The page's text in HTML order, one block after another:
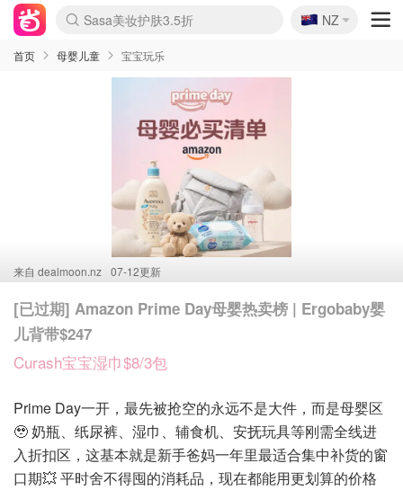
lululemon折扣上新
Sasa美妆护肤3.5折
SSENSE年中3折
FreshBeauty好价汇总
Cettire降价+叠9折
Farfetch折上8折
WWS Coles超市实拍
viagogo二手票捡漏
Myer清仓1折起
The Outnet奢牌1折起
David Jones 3折起
Flannels大牌1折
Perfumes Club护肤1折
AMIRO返校季6.2折
Oweek抽奖送Airpods
Amazon折扣汇总
eToro入金$200送$50
Amazon数码好物
ICONIC本周7.5折
ThedoubleF高奢地板价
Moose Knuckles 6折
丝芙兰5折起
EUFY官网3.7折起
Selenichast首饰2折
Trip机票酒店促销
YSL送5件彩妆礼
Amazon家居好物
BIGBANG巡演开票
David Jones时尚3折
Amazon美妆护肤
雅漾大喷$8
过敏原检测盒$33
伊索独家赠50ml沐浴露
科颜氏清仓3折
SEALIFE海洋馆门票6折
丝塔芙大白罐$16
订阅Newsletter送香薰
Cult Beauty 6.8折
Harrods圣诞日历2.3折
LN-CC奢牌私促3折
d'Alba空姐喷雾$16
EVE LOM套装逆天2折
Bernardelli独家4折
Adore Beauty 6折起
CT圣诞日历
Mytheresa奢品2.7折
Luxury Escapes 9折
Currentbody美容仪9折
MOON Garden Live
ALLSAINTS美衣3折
Roborock扫地机3.7折
Tingo Life水杯$24
Valentino官网5折
CR洗发护发6.3折
🇳🇿
NZ
首页 母婴儿童 宝宝玩乐
来自 dealmoon.nz 07-12更新
[已过期] Amazon Prime Day母婴热卖榜 | Ergobaby婴
儿背带$247
Curash宝宝湿巾$8/3包
Prime Day一开，最先被抢空的永远不是大件，而是母婴区
🥹 奶瓶、纸尿裤、湿巾、辅食机、安抚玩具等刚需全线进
入折扣区，这基本就是新手爸妈一年里最适合集中补货的窗
口期💥 平时舍不得囤的消耗品，现在都能用更划算的价格